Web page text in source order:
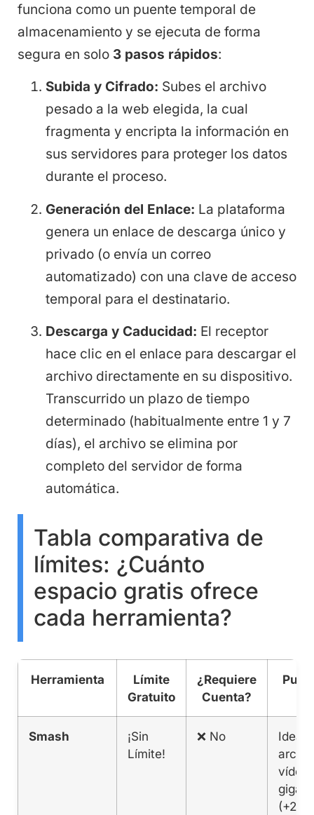
funciona como un puente temporal de
almacenamiento y se ejecuta de forma
segura en solo 3 pasos rápidos:
Subida y Cifrado: Subes el archivo
pesado a la web elegida, la cual
fragmenta y encripta la información en
sus servidores para proteger los datos
durante el proceso.
Generación del Enlace: La plataforma
genera un enlace de descarga único y
privado (o envía un correo
automatizado) con una clave de acceso
temporal para el destinatario.
Descarga y Caducidad: El receptor
hace clic en el enlace para descargar el
archivo directamente en su dispositivo.
Transcurrido un plazo de tiempo
determinado (habitualmente entre 1 y 7
días), el archivo se elimina por
completo del servidor de forma
automática.
Tabla comparativa de
límites: ¿Cuánto
espacio gratis ofrece
cada herramienta?
Herramienta
Límite
Gratuito
¿Requiere
Cuenta?
Smash
¡Sin
Límite!
❌ No
Ideal
vídeo
(+20